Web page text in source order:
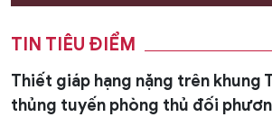
TIN TIÊU ĐIỂM
Thiết giáp hạng nặng trên khung
thủng tuyến phòng thủ đối